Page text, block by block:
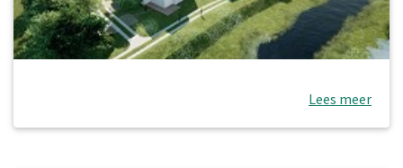
Lees meer